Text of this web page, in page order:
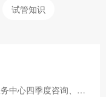
试管知识
中国老挝磨憨-磨丁经济合作区政务服务中心四季度咨询、办件量公示